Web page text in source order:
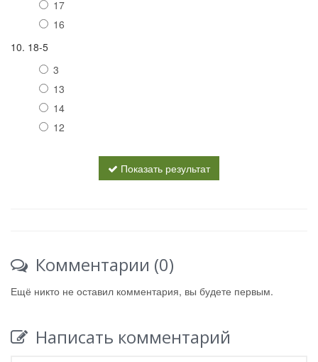
17
16
10. 18-5
3
13
14
12
Показать результат
Комментарии (0)
Ещё никто не оставил комментария, вы будете первым.
Написать комментарий